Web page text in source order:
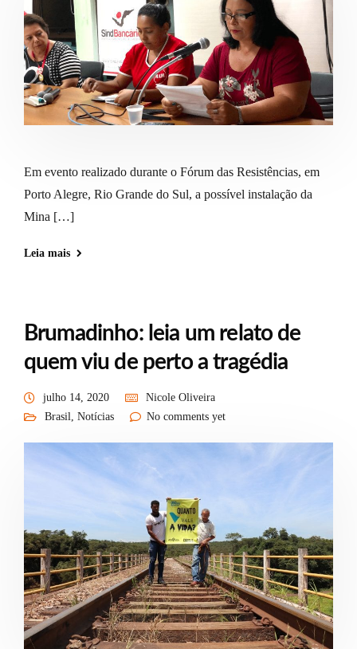
Em evento realizado durante o Fórum das Resistências, em
Porto Alegre, Rio Grande do Sul, a possível instalação da
Mina […]
Leia mais
Brumadinho: leia um relato de
quem viu de perto a tragédia
julho 14, 2020
Nicole Oliveira
Brasil, Notícias No comments yet